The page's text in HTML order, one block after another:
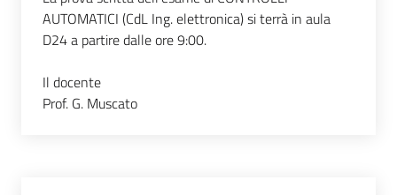
AUTOMATICI (CdL Ing. elettronica) si terrà in aula
D24 a partire dalle ore 9:00.
Il docente
Prof. G. Muscato